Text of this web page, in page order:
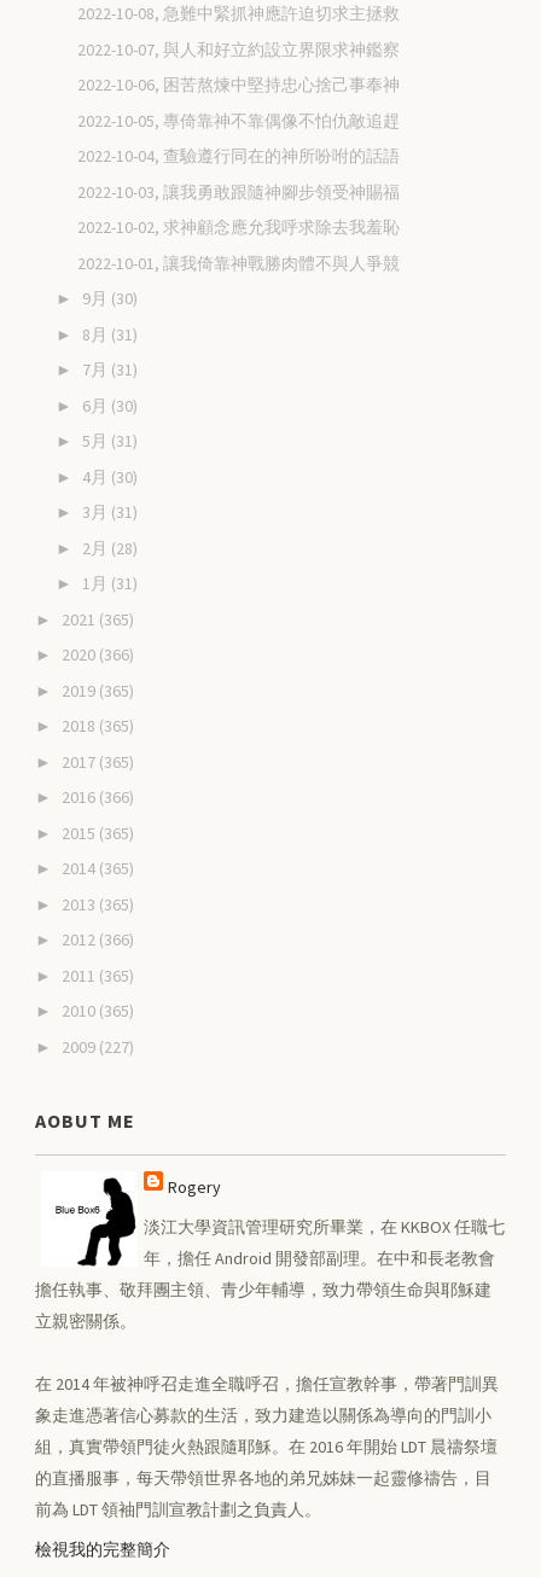
2022-10-08, 急難中緊抓神應許迫切求主拯救
2022-10-07, 與人和好立約設立界限求神鑑察
2022-10-06, 困苦熬煉中堅持忠心捨己事奉神
2022-10-05, 專倚靠神不靠偶像不怕仇敵追趕
2022-10-04, 查驗遵行同在的神所吩咐的話語
2022-10-03, 讓我勇敢跟隨神腳步領受神賜福
2022-10-02, 求神顧念應允我呼求除去我羞恥
2022-10-01, 讓我倚靠神戰勝肉體不與人爭競
► 9月 (30)
► 8月 (31)
► 7月 (31)
► 6月 (30)
► 5月 (31)
► 4月 (30)
► 3月 (31)
► 2月 (28)
► 1月 (31)
► 2021 (365)
► 2020 (366)
► 2019 (365)
► 2018 (365)
► 2017 (365)
► 2016 (366)
► 2015 (365)
► 2014 (365)
► 2013 (365)
► 2012 (366)
► 2011 (365)
► 2010 (365)
► 2009 (227)
AOBUT ME
Rogery
淡江大學資訊管理研究所畢業，在 KKBOX 任職七
年，擔任 Android 開發部副理。在中和長老教會
擔任執事、敬拜團主領、青少年輔導，致力帶領生命與耶穌建
立親密關係。
在 2014 年被神呼召走進全職呼召，擔任宣教幹事，帶著門訓異
象走進憑著信心募款的生活，致力建造以關係為導向的門訓小
組，真實帶領門徒火熱跟隨耶穌。在 2016 年開始 LDT 晨禱祭壇
的直播服事，每天帶領世界各地的弟兄姊妹一起靈修禱告，目
前為 LDT 領袖門訓宣教計劃之負責人。
檢視我的完整簡介